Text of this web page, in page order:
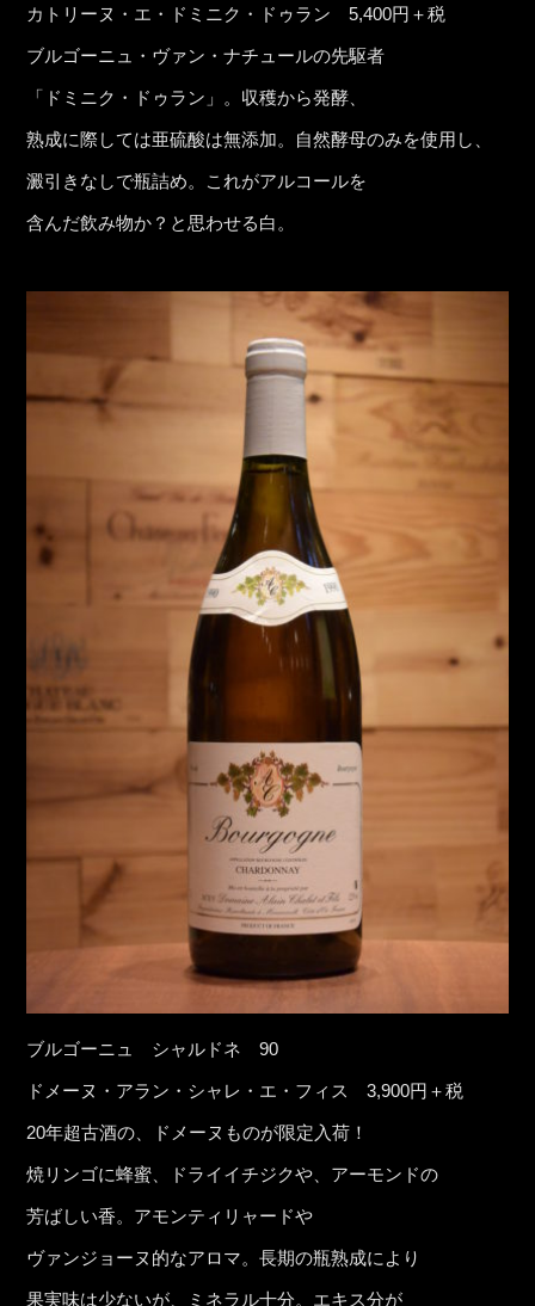
カトリーヌ・エ・ドミニク・ドゥラン 5,400円＋税
ブルゴーニュ・ヴァン・ナチュールの先駆者
「ドミニク・ドゥラン」。収穫から発酵、
熟成に際しては亜硫酸は無添加。自然酵母のみを使用し、
澱引きなしで瓶詰め。これがアルコールを
含んだ飲み物か？と思わせる白。
ブルゴーニュ シャルドネ 90
ドメーヌ・アラン・シャレ・エ・フィス 3,900円＋税
20年超古酒の、ドメーヌものが限定入荷！
焼リンゴに蜂蜜、ドライイチジクや、アーモンドの
芳ばしい香。アモンティリャードや
ヴァンジョーヌ的なアロマ。長期の瓶熟成により
果実味は少ないが、ミネラル十分。エキス分が